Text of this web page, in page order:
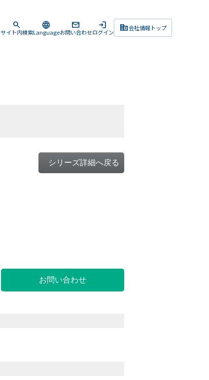
corporate_fare会社情報トップ
search
サイト内検索
language
Language
mail
お問い合わせ
login
ログイン
シリーズ詳細へ戻る
お問い合わせ